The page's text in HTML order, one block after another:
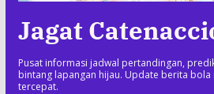
Jagat
Pusat informasi jadwal pertandingan,
bintang lapangan hijau. Update berita
tercepat.